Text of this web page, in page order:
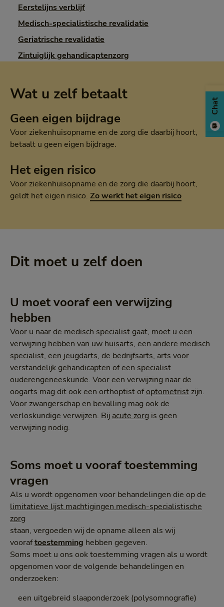
Eerstelijns verblijf
Medisch-specialistische revalidatie
Geriatrische revalidatie
Zintuiglijk gehandicaptenzorg
Wat u zelf betaalt
Geen eigen bijdrage
Voor ziekenhuisopname en de zorg die daarbij hoort,
betaalt u geen eigen bijdrage.
Het eigen risico
Voor ziekenhuisopname en de zorg die daarbij hoort,
geldt het eigen risico. Zo werkt het eigen risico
Dit moet u zelf doen
U moet vooraf een verwijzing
hebben
Voor u naar de medisch specialist gaat, moet u een
verwijzing hebben van uw huisarts, een andere medisch
specialist, een jeugdarts, de bedrijfsarts, arts voor
verstandelijk gehandicapten of een specialist
ouderengeneeskunde. Voor een verwijzing naar de
oogarts mag dit ook een orthoptist ofoptometrist zijn.
Voor zwangerschap en bevalling mag ook de
verloskundige verwijzen. Bij acute zorg is geen
verwijzing nodig.
Soms moet u vooraf toestemming
vragen
Als u wordt opgenomen voor behandelingen die op de
limitatieve lijst machtigingen medisch-specialistische
zorg
staan, vergoeden wij de opname alleen als wij
vooraftoestemming hebben gegeven.
Soms moet u ons ook toestemming vragen als u wordt
opgenomen voor de volgende behandelingen en
onderzoeken:
een uitgebreid slaaponderzoek (polysomnografie)
Chat